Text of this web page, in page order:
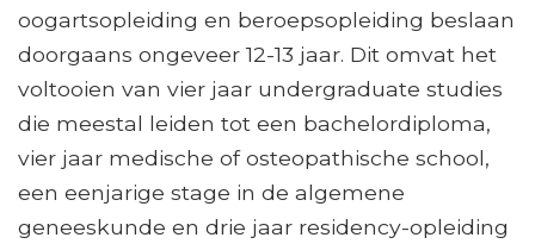
oogartsopleiding en beroepsopleiding beslaan
doorgaans ongeveer 12-13 jaar. Dit omvat het
voltooien van vier jaar undergraduate studies
die meestal leiden tot een bachelordiploma,
vier jaar medische of osteopathische school,
een eenjarige stage in de algemene
geneeskunde en drie jaar residency-opleiding